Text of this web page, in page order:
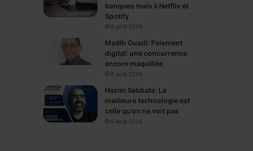
banques mais à Netflix et
Spotify
6 août 2026
Madih Ouadi: Paiement
digital: une concurrence
encore maquillée
6 août 2026
Hazim Sebbata: La
meilleure technologie est
celle qu’on ne voit pas
6 août 2026